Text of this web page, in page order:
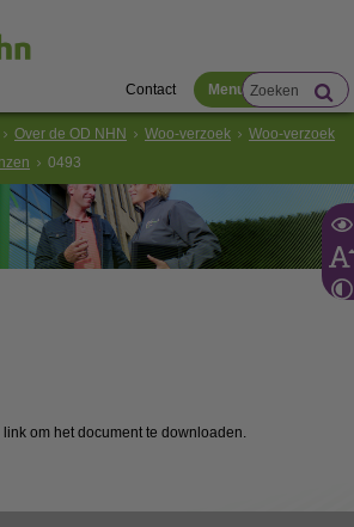
Contact Menu
Over de OD NHN Woo-verzoek
Woo-verzoek
0493
om het document te downloaden.